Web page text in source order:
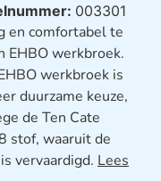
003301
en comfortabel te
EHBO werkbroek.
werkbroek is
duurzame keuze,
de Ten Cate
stof, waaruit de
vervaardigd. Lees